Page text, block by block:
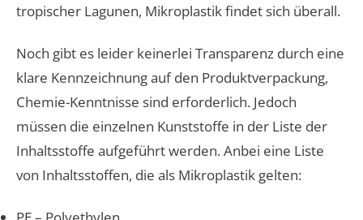
tropischer Lagunen, Mikroplastik findet sich überall.
Noch gibt es leider keinerlei Transparenz durch eine
klare Kennzeichnung auf den Produktverpackung,
Chemie-Kenntnisse sind erforderlich. Jedoch
müssen die einzelnen Kunststoffe in der Liste der
Inhaltsstoffe aufgeführt werden. Anbei eine Liste
von Inhaltsstoffen, die als Mikroplastik gelten: